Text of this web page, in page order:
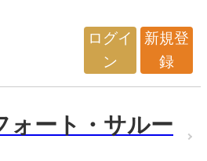
ログイ
ン
新規登
録
ォート・サルー